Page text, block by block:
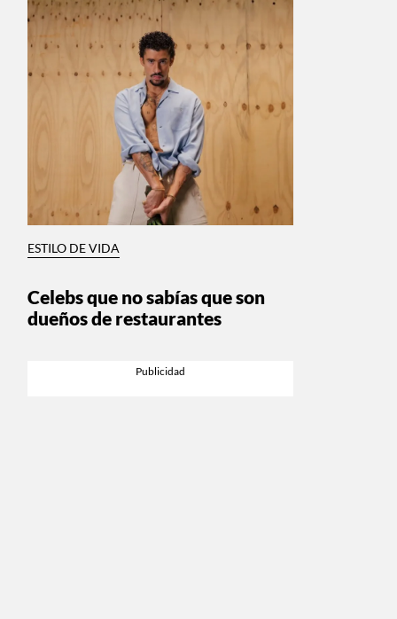
ESTILO DE VIDA
Celebs que no sabías que son
dueños de restaurantes